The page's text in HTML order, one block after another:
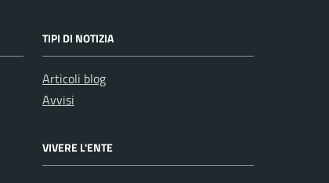
TIPI DI NOTIZIA
Articoli blog
Avvisi
VIVERE L'ENTE